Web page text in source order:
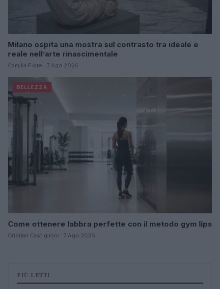
Milano ospita una mostra sul contrasto tra ideale e
reale nell’arte rinascimentale
Camilla Fiore · 7 Ago 2026
BELLEZZA
Come ottenere labbra perfette con il metodo gym lips
Cristian Castiglioni · 7 Ago 2026
PIÙ LETTI